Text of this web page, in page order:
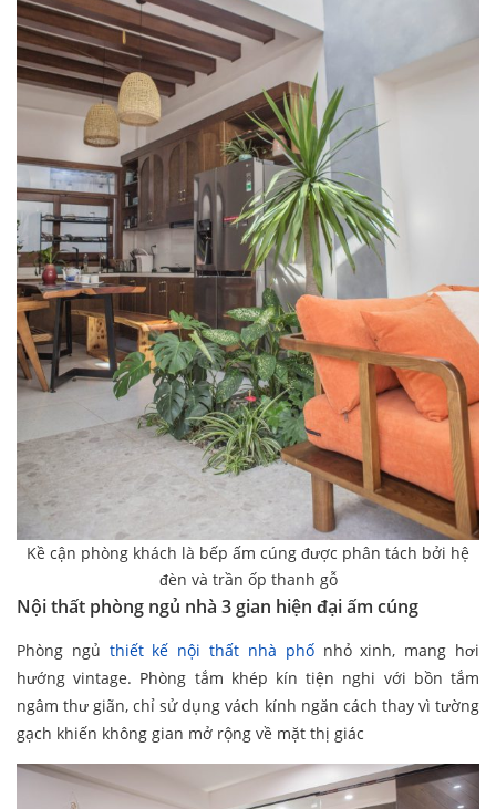
Kề cận phòng khách là bếp ấm cúng được phân tách bởi hệ
đèn và trần ốp thanh gỗ
Nội thất phòng ngủ nhà 3 gian hiện đại ấm cúng
Phòng ngủ thiết kế nội thất nhà phốnhỏ xinh, mang hơi
hướng vintage. Phòng tắm khép kín tiện nghi với bồn tắm
ngâm thư giãn, chỉ sử dụng vách kính ngăn cách thay vì tường
gạch khiến không gian mở rộng về mặt thị giác